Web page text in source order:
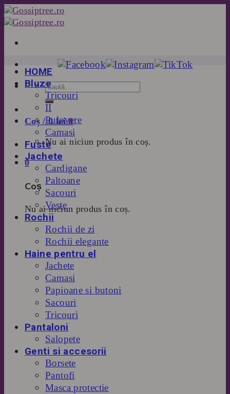
Skip
to
Coș /0lei 0
Nu ai niciun produs în coș.
0
Coș
Nu ai niciun produs în coș.
HOME
Bluze
Tricouri
II
Pulovere
Camasi
Fuste
Jachete
Cardigane
Paltoane
Sacouri
Veste
Rochii
Rochii de zi
Rochii elegante
Haine pentru el
Jachete
Camasi
Papioane si butoni
Sacouri
Tricouri
Pantaloni
Salopete
Genti si accesorii
Borsete
Pantofi
Masca protectie